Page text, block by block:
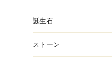
誕生石
ストーン